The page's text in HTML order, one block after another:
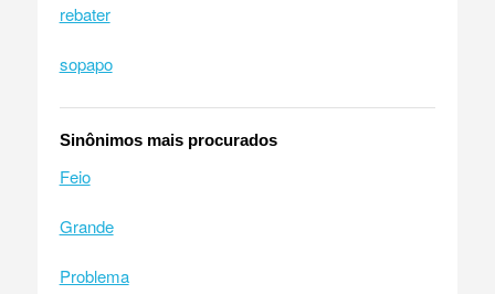
rebater
sopapo
Sinônimos mais procurados
Feio
Grande
Problema